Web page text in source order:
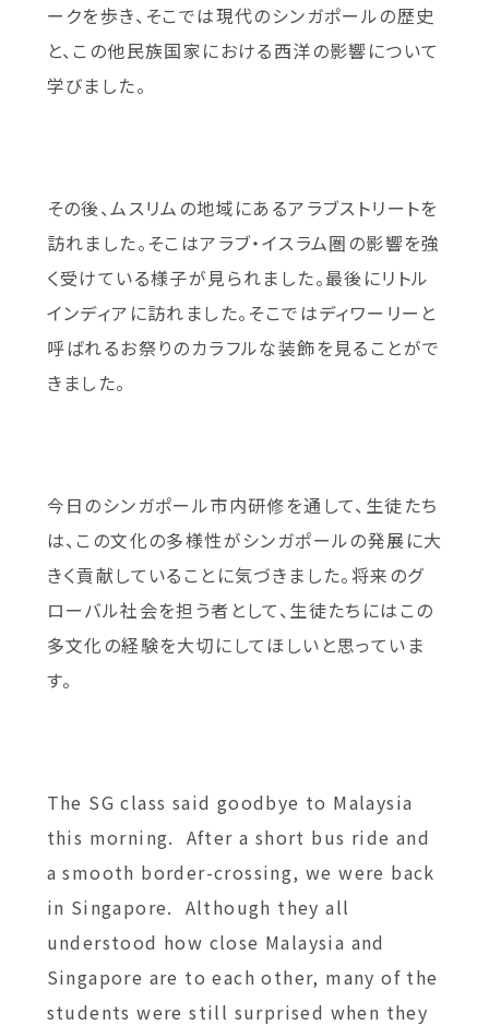
ークを歩き、そこでは現代のシンガポールの歴史
と、この他民族国家における西洋の影響について
学びました。
その後、ムスリムの地域にあるアラブストリートを
訪れました。そこはアラブ・イスラム圏の影響を強
く受けている様子が見られました。最後にリトル
インディアに訪れました。そこではディワーリーと
呼ばれるお祭りのカラフルな装飾を見ることがで
きました。
今日のシンガポール市内研修を通して、生徒たち
は、この文化の多様性がシンガポールの発展に大
きく貢献していることに気づきました。将来のグ
ローバル社会を担う者として、生徒たちにはこの
多文化の経験を大切にしてほしいと思っていま
す。
The SG class said goodbye to Malaysia
this morning. After a short bus ride and
a smooth border-crossing, we were back
in Singapore. Although they all
understood how close Malaysia and
Singapore are to each other, many of the
students were still surprised when they